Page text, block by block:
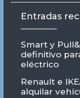
era:
Entradas
Smart y
definitivo
eléctrico
Renault e
alquilar